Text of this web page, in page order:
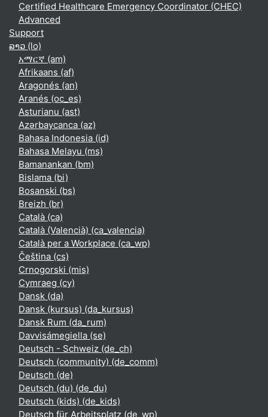
Certified Healthcare Emergency Coordinator (CHEC)
Advanced
Support
ລາວ ‎(lo)‎
አማርኛ ‎(am)‎
Afrikaans ‎(af)‎
Aragonés ‎(an)‎
Aranés ‎(oc_es)‎
Asturianu ‎(ast)‎
Azərbaycanca ‎(az)‎
Bahasa Indonesia ‎(id)‎
Bahasa Melayu ‎(ms)‎
Bamanankan ‎(bm)‎
Bislama ‎(bi)‎
Bosanski ‎(bs)‎
Breizh ‎(br)‎
Català ‎(ca)‎
Català (Valencià) ‎(ca_valencia)‎
Català per a Workplace ‎(ca_wp)‎
Čeština ‎(cs)‎
Crnogorski ‎(mis)‎
Cymraeg ‎(cy)‎
Dansk ‎(da)‎
Dansk (kursus) ‎(da_kursus)‎
Dansk Rum ‎(da_rum)‎
Davvisámegiella ‎(se)‎
Deutsch - Schweiz ‎(de_ch)‎
Deutsch (community) ‎(de_comm)‎
Deutsch ‎(de)‎
Deutsch (du) ‎(de_du)‎
Deutsch (kids) ‎(de_kids)‎
Deutsch für Arbeitsplatz ‎(de_wp)‎